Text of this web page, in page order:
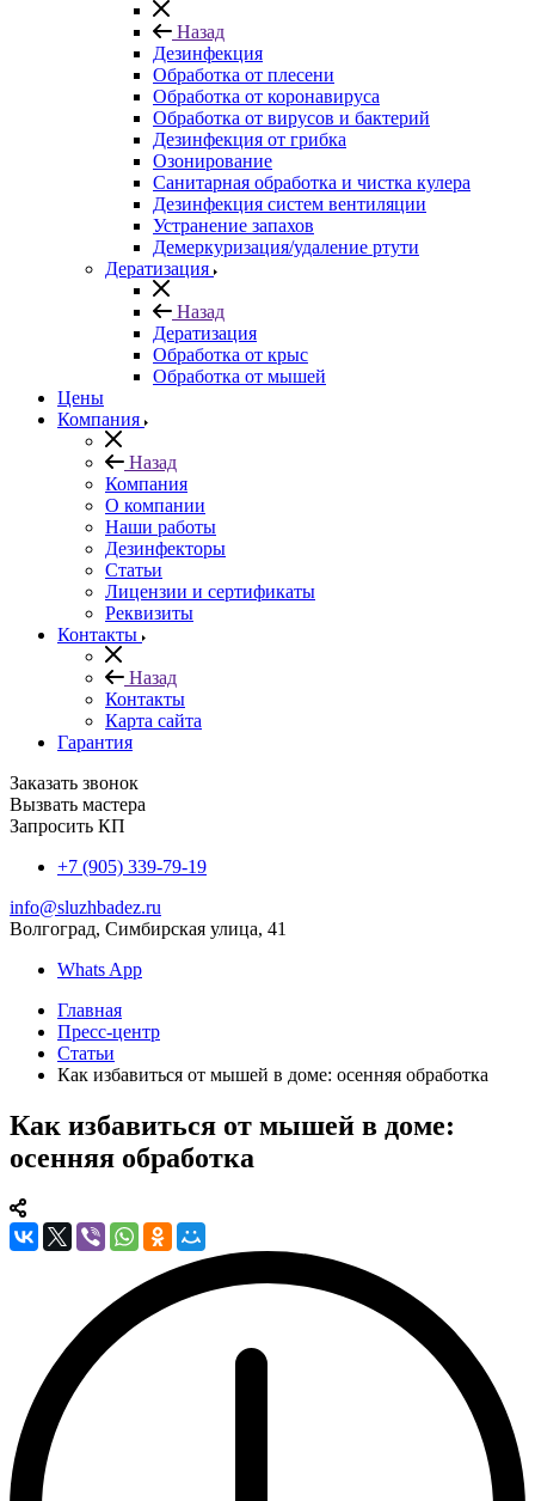
Назад
Дезинфекция
Обработка от плесени
Обработка от коронавируса
Обработка от вирусов и бактерий
Дезинфекция от грибка
Озонирование
Санитарная обработка и чистка кулера
Дезинфекция систем вентиляции
Устранение запахов
Демеркуризация/удаление ртути
Дератизация
Назад
Дератизация
Обработка от крыс
Обработка от мышей
Цены
Компания
Назад
Компания
О компании
Наши работы
Дезинфекторы
Статьи
Лицензии и сертификаты
Реквизиты
Контакты
Назад
Контакты
Карта сайта
Гарантия
Заказать звонок
Вызвать мастера
Запросить КП
+7 (905) 339-79-19
info@sluzhbadez.ru
Волгоград, Симбирская улица, 41
Whats App
Главная
Пресс-центр
Статьи
Как избавиться от мышей в доме: осенняя обработка
Как избавиться от мышей в доме:
осенняя обработка